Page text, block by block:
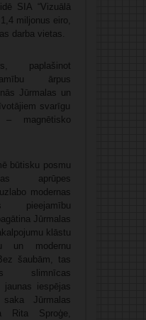
SIA “Vizuālā
miljonus eiro,
darba vietas.
paplašinot
ārpus
Jūrmalas un
svarīgu
– magnētisko
būtisku posmu
aprūpes
modernas
pieejamību
Jūrmalas
klāstu
un modernu
šaubām, tas
slimnīcas
jaunas iespējas
saka Jūrmalas
Rita Sproģe,